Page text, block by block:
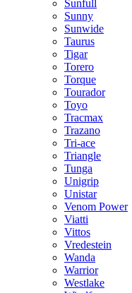
Sunfull
Sunny
Sunwide
Taurus
Tigar
Torero
Torque
Tourador
Toyo
Tracmax
Trazano
Tri-ace
Triangle
Tunga
Unigrip
Unistar
Venom Power
Viatti
Vittos
Vredestein
Wanda
Warrior
Westlake